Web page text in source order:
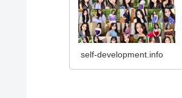
self-development.info